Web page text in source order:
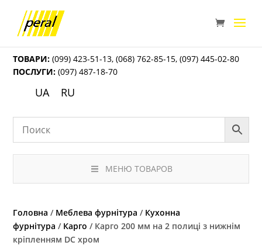
ТОВАРИ: (099) 423-51-13,(068) 762-85-15,(097) 445-02-80
ПОСЛУГИ: (097) 487-18-70
UA RU
МЕНЮ ТОВАРОВ
Головна / Меблева фурнітура / Кухонна
фурнітура / Карго / Карго 200 мм на 2 полиці з нижнім
кріпленням DC хром